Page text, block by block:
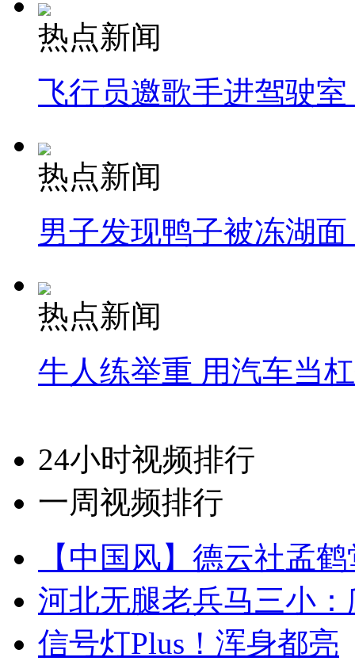
热点新闻
飞行员邀歌手进驾驶
热点新闻
男子发现鸭子被冻湖
热点新闻
牛人练举重 用汽车当
24小时视频排行
一周视频排行
【中国风】德云社孟
河北无腿老兵马三小
信号灯Plus！浑身都亮